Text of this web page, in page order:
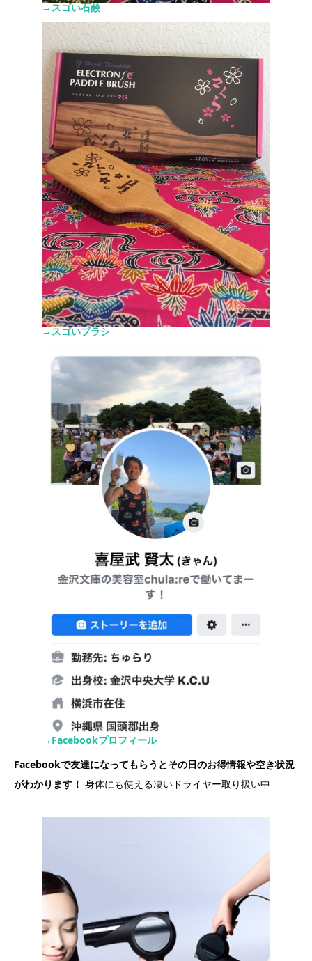
→スゴい石鹸
→スゴいブラシ
→Facebookプロフィール
Facebookで友達になってもらうとその日のお得情報や空き状況
がわかります！ 身体にも使える凄いドライヤー取り扱い中